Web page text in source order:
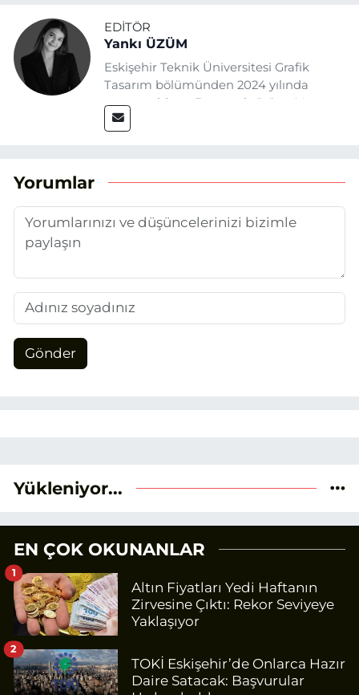
EDITÖR
Yankı ÜZÜM
Eskişehir Teknik Üniversitesi Grafik
Tasarım bölümünden 2024 yılında
mezun oldum. Basın sektörüne Mayıs
2025’te Eskişehir Haber Ajansı ile adım
aktarmayı hedefliyorum.
Yorumlar
Gönder
Yükleniyor...
EN ÇOK OKUNANLAR
Altın Fiyatları Yedi Haftanın
Zirvesine Çıktı: Rekor Seviyeye
Yaklaşıyor
1
TOKİ Eskişehir’de Onlarca Hazır
Daire Satacak: Başvurular
2